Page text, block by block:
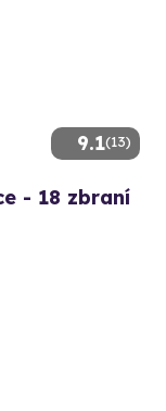
9.1(13)
- 18 zbraní